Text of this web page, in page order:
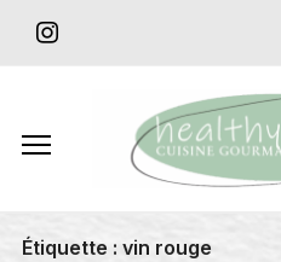
instagram
Étiquette : vin rouge